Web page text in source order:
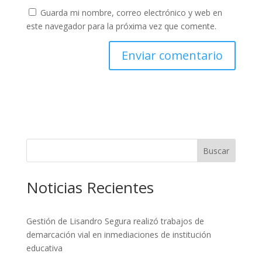
Guarda mi nombre, correo electrónico y web en
este navegador para la próxima vez que comente.
Buscar
Noticias Recientes
Gestión de Lisandro Segura realizó trabajos de
demarcación vial en inmediaciones de institución
educativa